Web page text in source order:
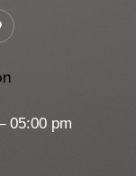
05:00 pm